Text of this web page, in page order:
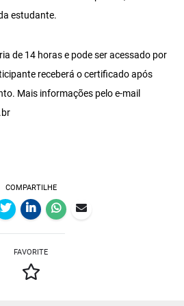
estudante.
de 14 horas e pode ser acessado por
receberá o certificado após
Mais informações pelo e-mail
COMPARTILHE
FAVORITE